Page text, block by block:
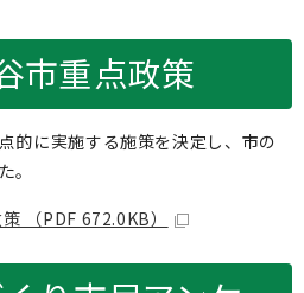
市重点政策
的に実施する施策を決定し、市の
。
（PDF 672.0KB）